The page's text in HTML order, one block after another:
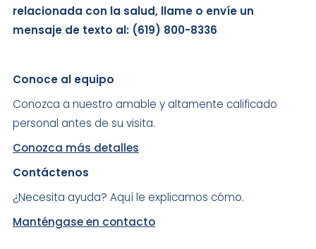
relacionada con la salud, llame o envíe un
mensaje de texto al: (619) 800-8336
Conoce al equipo
Conozca a nuestro amable y altamente calificado
personal antes de su visita.
Conozca más detalles
Contáctenos
¿Necesita ayuda? Aquí le explicamos cómo.
Manténgase en contacto